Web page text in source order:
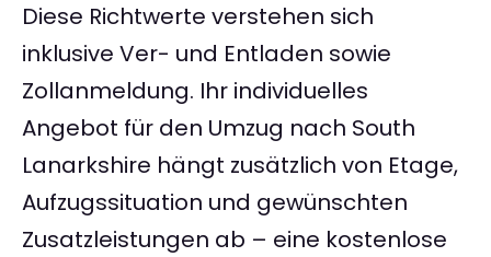
Diese Richtwerte verstehen sich
inklusive Ver- und Entladen sowie
Zollanmeldung. Ihr individuelles
Angebot für den Umzug nach South
Lanarkshire hängt zusätzlich von Etage,
Aufzugssituation und gewünschten
Zusatzleistungen ab – eine kostenlose